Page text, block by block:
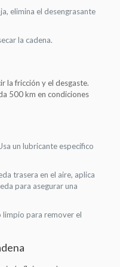
elimina el desengrasante
la cadena.
la fricción y el desgaste.
500 km en condiciones
un lubricante específico
trasera en el aire, aplica
para asegurar una
limpio para remover el